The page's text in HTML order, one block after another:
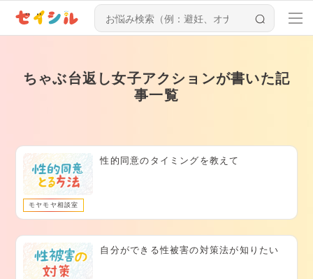
ちゃぶ台返し女子アクションが書いた記
事一覧
性的同意のタイミングを教えて
モヤモヤ相談室
自分ができる性被害の対策法が知りたい